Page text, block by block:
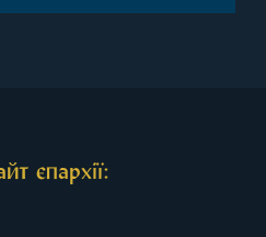
єпархії: